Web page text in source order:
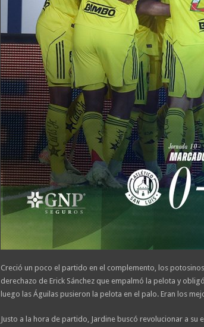
Creció un poco el partido en el complemento, los
derechazo de Erick Sánchez que empalmó la pelota y
luego las Águilas pusieron la pelota en el palo. Eran los
Justo a la hora de partido, Jardine buscó revolucionar a